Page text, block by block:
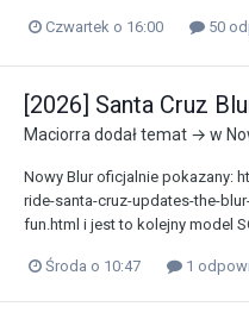
Czwartek o 16:00 50
[2026] Santa Cruz
Maciorra dodał temat → w
Nowy Blur oficjalnie pokazany:
ride-santa-cruz-updates-the-
fun.html i jest to kolejny model
Środa o 10:47 1